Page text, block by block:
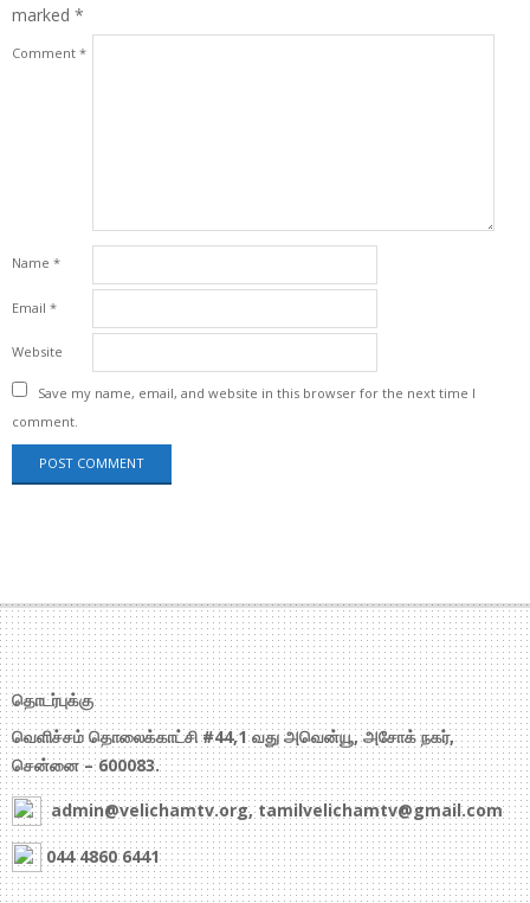
marked *
Comment *
Name *
Email *
Website
Save my name, email, and website in this browser for the next time I
comment.
தொடர்புக்கு
வெளிச்சம் தொலைக்காட்சி #44,1 வது அவென்யூ, அசோக் நகர்,
சென்னை – 600083.
admin@velichamtv.org, tamilvelichamtv@gmail.com
044 4860 6441